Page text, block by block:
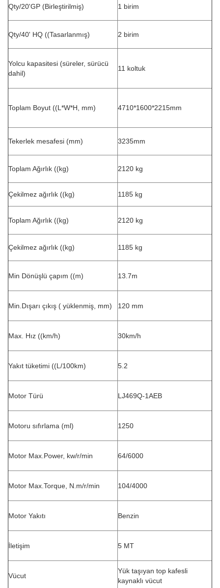
Qty/20'GP (Birleştirilmiş) 1 birim
Qty/40' HQ ((Tasarlanmış) 2 birim
Yolcu kapasitesi (süreler, sürücü
dahil)
11 koltuk
Toplam Boyut ((L*W*H, mm) 4710*1600*2215mm
Tekerlek mesafesi (mm) 3235mm
Toplam Ağırlık ((kg) 2120 kg
Çekilmez ağırlık ((kg) 1185 kg
Toplam Ağırlık ((kg) 2120 kg
Çekilmez ağırlık ((kg) 1185 kg
Min Dönüşlü çapım ((m) 13.7m
Min.Dışarı çıkış ( yüklenmiş, mm) 120 mm
Max. Hız ((km/h) 30km/h
Yakıt tüketimi ((L/100km) 5.2
Motor Türü LJ469Q-1AEB
Motoru sıfırlama (ml) 1250
Motor Max.Power, kw/r/min 64/6000
Motor Max.Torque, N.m/r/min 104/4000
Motor Yakıtı Benzin
İletişim 5 MT
Vücut
Yük taşıyan top kafesli
kaynaklı vücut